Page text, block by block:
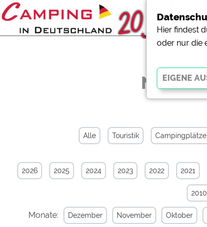
News-
Alle Touristik Campingplätze
2026 2025 2024 2023 2022 2021
2010
Monate: Dezember November Oktober
Hier findest
oder nur die
der Website
funktionieren
Externe
YouTube
Campingplätzen)
Google Maps